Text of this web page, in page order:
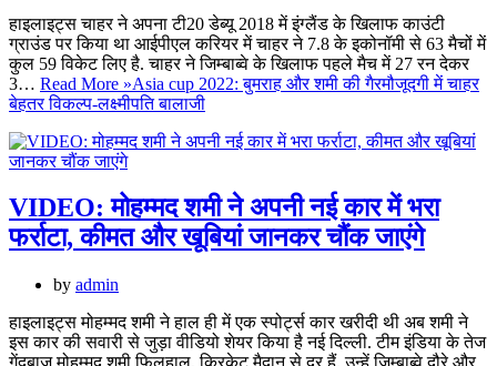
हाइलाइट्स चाहर ने अपना टी20 डेब्यू 2018 में इंग्लैंड के खिलाफ काउंटी
ग्राउंड पर किया था आईपीएल करियर में चाहर ने 7.8 के इकोनॉमी से 63 मैचों में
कुल 59 विकेट लिए है. चाहर ने जिम्बाब्वे के खिलाफ पहले मैच में 27 रन देकर
3… Read More »Asia cup 2022: बुमराह और शमी की गैरमौजूदगी में चाहर
बेहतर विकल्प-लक्ष्मीपति बालाजी
VIDEO: मोहम्मद शमी ने अपनी नई कार में भरा
फर्राटा, कीमत और खूबियां जानकर चौंक जाएंगे
by admin
हाइलाइट्स मोहम्मद शमी ने हाल ही में एक स्पोर्ट्स कार खरीदी थी अब शमी ने
इस कार की सवारी से जुड़ा वीडियो शेयर किया है नई दिल्ली. टीम इंडिया के तेज